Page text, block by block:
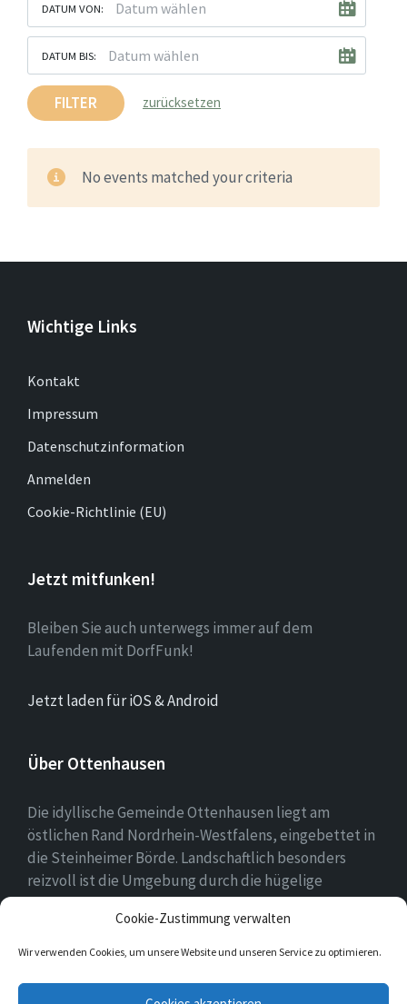
Cookie-Zustimmung verwalten
Wir verwenden Cookies, um unsere Website und unseren Service zu optimieren.
DATUM VON:
DATUM BIS:
FILTER zurücksetzen
No events matched your criteria
Wichtige Links
Kontakt
Impressum
Datenschutzinformation
Anmelden
Cookie-Richtlinie (EU)
Jetzt mitfunken!
Bleiben Sie auch unterwegs immer auf dem
Laufenden mit DorfFunk!
Jetzt laden für iOS & Android
Über Ottenhausen
Die idyllische Gemeinde Ottenhausen liegt am
östlichen Rand Nordrhein-Westfalens, eingebettet in
die Steinheimer Börde. Landschaftlich besonders
reizvoll ist die Umgebung durch die hügelige
Landschaft des naheliegenden Eggegebirges als
Ausläufer des Teutoburger Waldes.
Facebook Twitter Instagram